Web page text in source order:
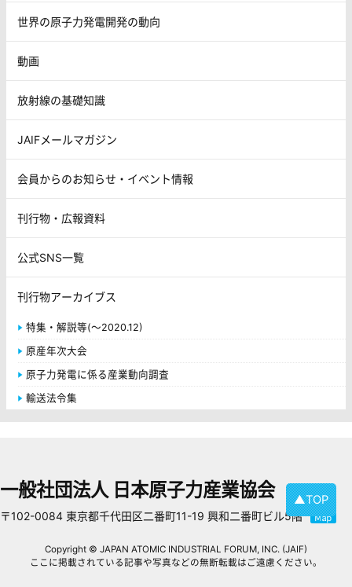
世界の原子力発電開発の動向
動画
放射線の基礎知識
JAIFメールマガジン
会員からのお知らせ・イベント情報
刊行物・広報資料
公式SNS一覧
刊行物アーカイブス
特集・解説等(～2020.12)
原産年次大会
原子力発電に係る産業動向調査
輸送法令集
▲TOP
一般社団法人 日本原子力産業協会
〒102-0084 東京都千代田区二番町11-19 興和二番町ビル5階
Copyright © JAPAN ATOMIC INDUSTRIAL FORUM, INC. (JAIF)
ここに掲載されている記事や写真などの無断転載はご遠慮ください。